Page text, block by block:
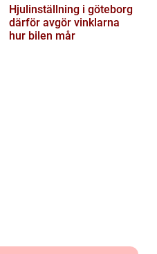
Hjulinställning i göteborg
därför avgör vinklarna
hur bilen mår